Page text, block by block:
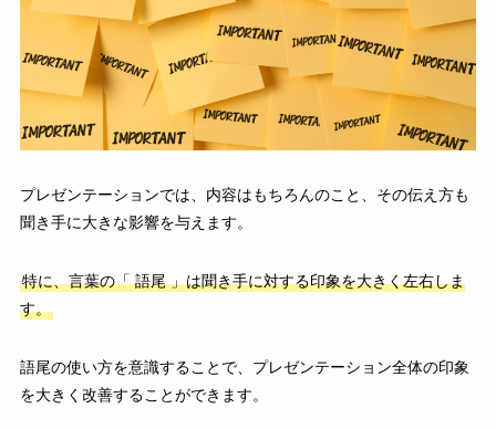
プレゼンテーションでは、内容はもちろんのこと、その伝え方も
聞き手に大きな影響を与えます。
特に、言葉の「 語尾 」は聞き手に対する印象を大きく左右しま
す。
語尾の使い方を意識することで、プレゼンテーション全体の印象
を大きく改善することができます。